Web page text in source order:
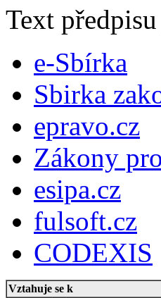
Text
e-Sbírka
Sbirka
epravo.cz
Zákony
esipa.cz
fulsoft.cz
CODEXIS
Vztahuje se k